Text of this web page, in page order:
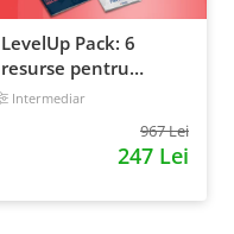
LevelUp Pack: 6
resurse pentru
antreprenorii care
Intermediar
967 Lei
247 Lei